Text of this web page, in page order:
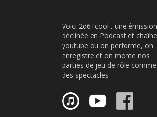
Voici 2d6+cool , une émission
déclinée en Podcast et chaîne
youtube ou on performe, on
enregistre et on monte nos
parties de jeu de rôle comme
des spectacles